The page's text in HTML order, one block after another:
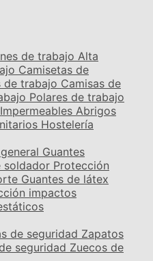
de trabajo Alta
Camisetas de
de trabajo Camisas de
Polares de trabajo
Impermeables Abrigos
Hostelería
Guantes
soldador Protección
Guantes de látex
impactos
de seguridad Zapatos
seguridad Zuecos de